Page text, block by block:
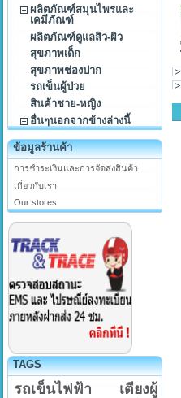
ผลิตภัณฑ์สมุนไพรและ
เคมีภัณฑ์
ผลิตภัณฑ์ดูแลสิว-ผิว
สุขภาพเด็ก
สุขภาพช่องปาก
รถเข็นผู้ป่วย
สินค้าชาย-หญิง
อื่นๆนอกจากข้างล่างนี้
ข้อมูลร้านค้า
การชำระเงินและการจัดส่งสินค้า
เกี่ยวกับเรา
Our stores
TAGS
รถเข็นไฟฟ้า
เตียงผู้